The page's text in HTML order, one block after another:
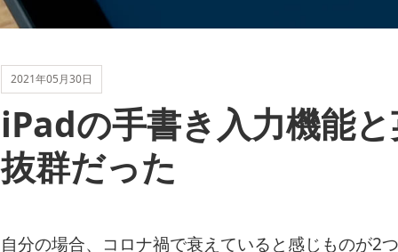
2021年05月30日
iPadの手書き入力機能
抜群だった
自分の場合、コロナ禍で衰えていると感じものが2